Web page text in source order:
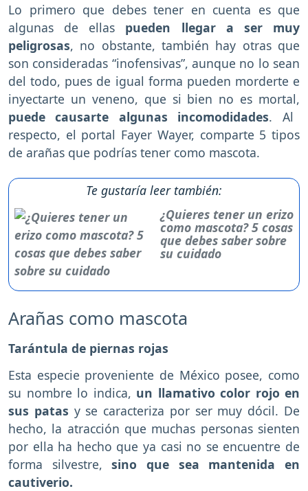
Lo primero que debes tener en cuenta es que
algunas de ellas pueden llegar a ser muy
peligrosas, no obstante, también hay otras que
son consideradas “inofensivas”, aunque no lo sean
del todo, pues de igual forma pueden morderte e
inyectarte un veneno, que si bien no es mortal,
puede causarte algunas incomodidades. Al
respecto, el portal Fayer Wayer, comparte 5 tipos
de arañas que podrías tener como mascota.
Te gustaría leer también:
¿Quieres tener un erizo
como mascota? 5 cosas
que debes saber sobre
su cuidado
Arañas como mascota
Tarántula de piernas rojas
Esta especie proveniente de México posee, como
su nombre lo indica, un llamativo color rojo en
sus patas y se caracteriza por ser muy dócil. De
hecho, la atracción que muchas personas sienten
por ella ha hecho que ya casi no se encuentre de
forma silvestre,sino que sea mantenida en
cautiverio.